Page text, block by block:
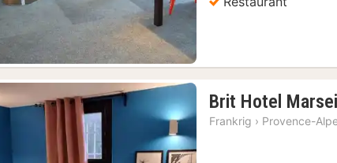
Brit Hotel
Frankrig › Provence-